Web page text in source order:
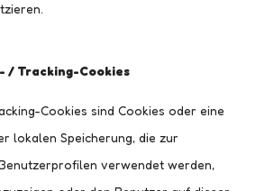
/ Tracking-Cookies
Cookies sind Cookies oder eine
lokalen Speicherung, die zur
verwendet werden,